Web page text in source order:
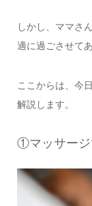
しかし、ママさ
適に過ごさせて
ここからは、今
解説します。
①マッサージ